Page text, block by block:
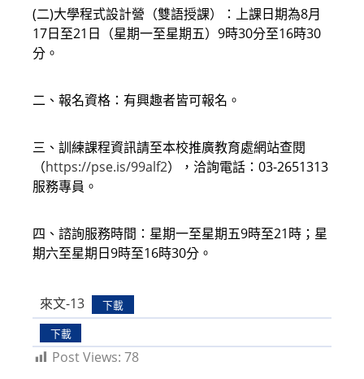
(二)大學程式設計營（雙語授課）：上課日期為8月
17日至21日（星期一至星期五）9時30分至16時30
分。
二、報名資格：有興趣者皆可報名。
三、訓練課程資訊請至本校推廣教育處網站查閱
（https://pse.is/99alf2），洽詢電話：03-2651313
服務專員。
四、諮詢服務時間：星期一至星期五9時至21時；星
期六至星期日9時至16時30分。
來文-13
下載
下載
Post Views: 78